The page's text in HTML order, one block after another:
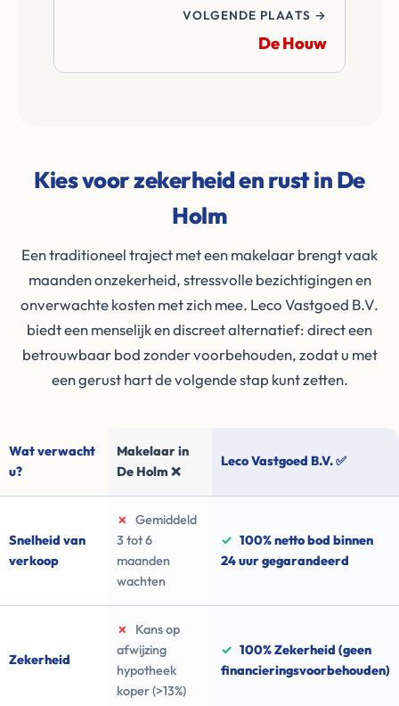
VOLGENDE PLAATS →
De Houw
Kies voor zekerheid en rust in De
Holm
Een traditioneel traject met een makelaar brengt vaak
maanden onzekerheid, stressvolle bezichtigingen en
onverwachte kosten met zich mee. Leco Vastgoed B.V.
biedt een menselijk en discreet alternatief: direct een
betrouwbaar bod zonder voorbehouden, zodat u met
een gerust hart de volgende stap kunt zetten.
Wat verwacht
u?
Makelaar in
De Holm ❌
Leco Vastgoed B.V. ✅
Snelheid van
verkoop
✗
Gemiddeld
3 tot 6
maanden
wachten
✓ 100% netto bod binnen
24 uur gegarandeerd
Zekerheid
✗
Kans op
afwijzing
hypotheek
koper (>13%)
✓ 100% Zekerheid (geen
financieringsvoorbehouden)